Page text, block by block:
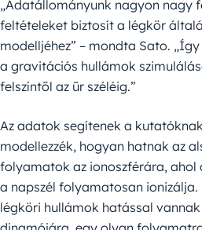
„Adatállományunk nagyon nagy
feltételeket biztosít a légkör
modelljéhez” – mondta Sato.
a gravitációs hullámok
felszíntől az űr széléig.”
Az adatok segítenek a
modellezzék, hogyan hatnak az
folyamatok az ionoszférára, ahol
a napszél folyamatosan
légköri hullámok hatással